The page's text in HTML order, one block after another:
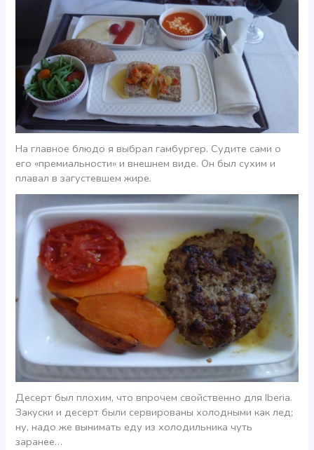
На главное блюдо я выбрал гамбургер. Судите сами о
его «премиальности» и внешнем виде. Он был сухим и
плавал в загустевшем жире.
Десерт был плохим, что впрочем свойственно для Iberia.
Закуски и десерт были сервированы холодными как лед;
ну, надо же вынимать еду из холодильника чуть
заранее…